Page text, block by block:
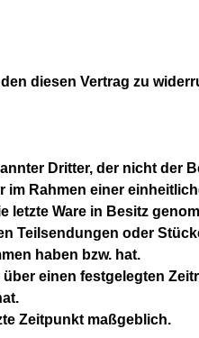
diesen Vertrag zu
Dritter, der nicht der
im Rahmen einer
Ware in Besitz
Teilsendungen oder
haben bzw. hat.
einen festgelegten
Zeitpunkt maßgeblich.